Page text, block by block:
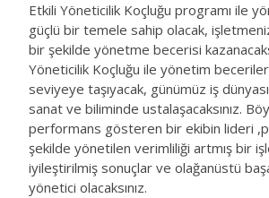
Etkili Yöneticilik Koçluğu programı ile
güçlü bir temele sahip olacak,
bir şekilde yönetme becerisi
Yöneticilik Koçluğu ile yönetim
seviyeye taşıyacak, günümüz iş
sanat ve biliminde ustalaşacaksınız.
performans gösteren bir ekibin lideri
şekilde yönetilen verimliliği artmış bir
iyileştirilmiş sonuçlar ve olağanüstü
yönetici olacaksınız.